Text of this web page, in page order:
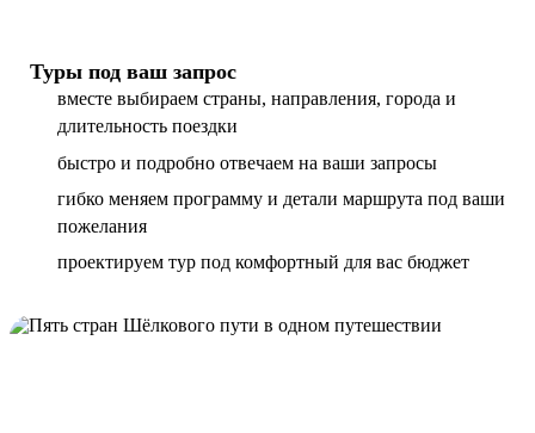
Туры под ваш запрос
вместе выбираем страны, направления, города и
длительность поездки
быстро и подробно отвечаем на ваши запросы
гибко меняем программу и детали маршрута под ваши
пожелания
проектируем тур под комфортный для вас бюджет